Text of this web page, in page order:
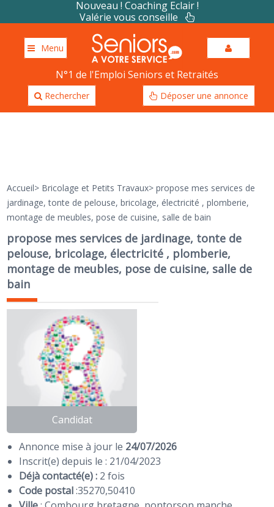
Nouveau ! Coaching Eclair !
Valérie vous conseille
Menu
N°1 de l'Emploi Seniors et Retraités
Rechercher Déposer une annonce
Accueil> Bricolage et Petits Travaux>propose mes services de
jardinage, tonte de pelouse, bricolage, électricité , plomberie,
montage de meubles, pose de cuisine, salle de bain
propose mes services de jardinage, tonte de
pelouse, bricolage, électricité , plomberie,
montage de meubles, pose de cuisine, salle de
bain
Candidat
Annonce mise à jour le 24/07/2026
Inscrit(e) depuis le : 21/04/2023
Déjà contacté(e) : 2 fois
Code postal:35270,50410